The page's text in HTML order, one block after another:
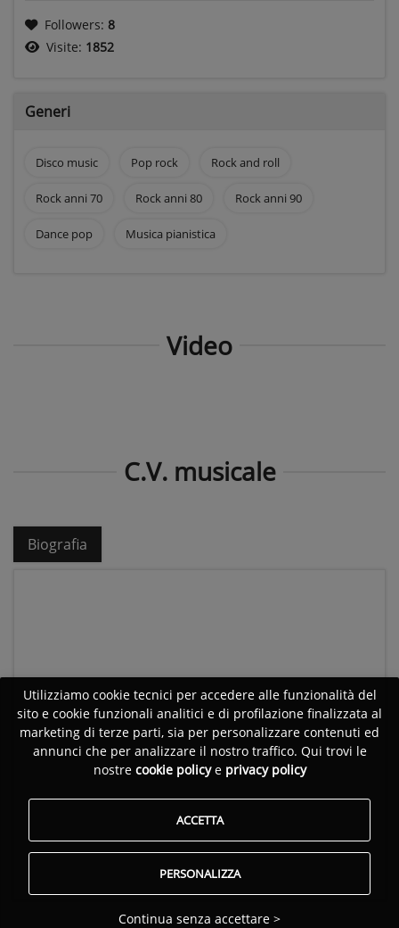
Followers: 8
Visite: 1852
Generi
Disco music Pop rock Rock and roll
Rock anni 70 Rock anni 80 Rock anni 90
Dance pop Musica pianistica
Video
C.V. musicale
Biografia
Utilizziamo cookie tecnici per accedere alle funzionalità del
sito e cookie funzionali analitici e di profilazione finalizzata al
marketing di terze parti, sia per personalizzare contenuti ed
annunci che per analizzare il nostro traffico. Qui trovi le
nostre cookie policye privacy policy
ACCETTA
PERSONALIZZA
Continua senza accettare >